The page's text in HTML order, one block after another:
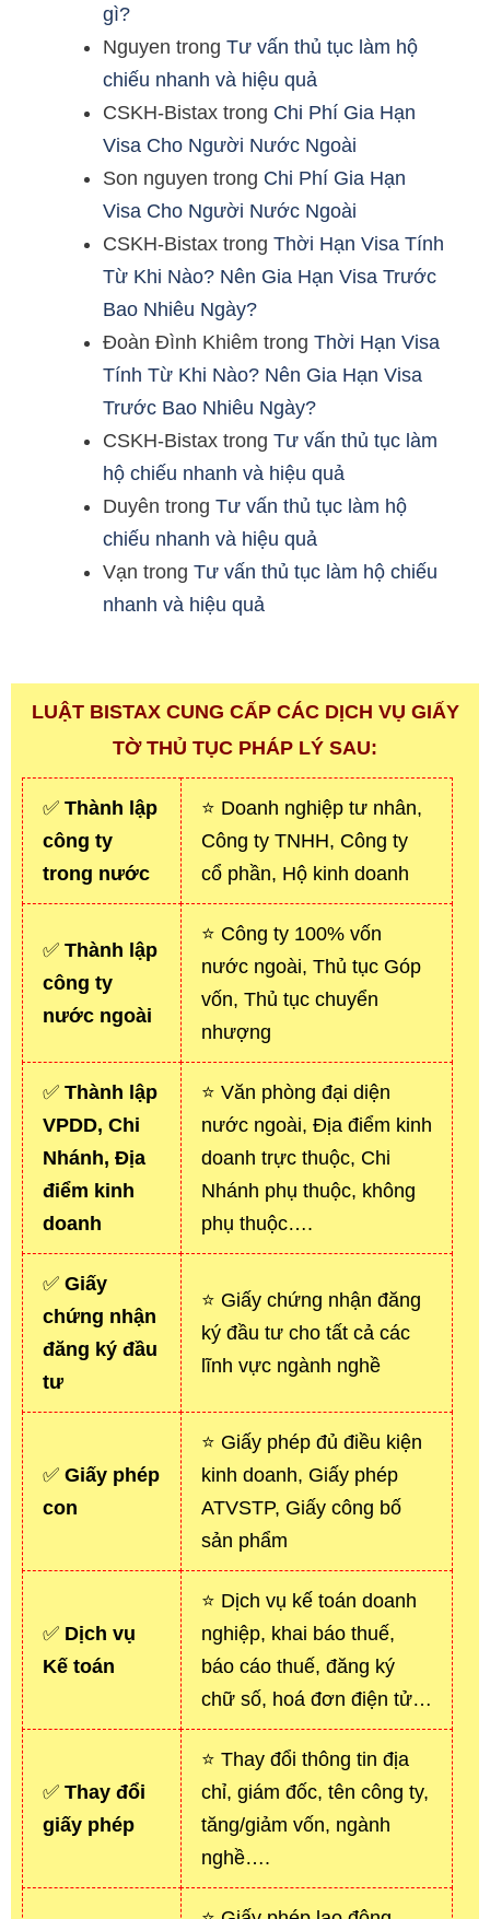
gì?
Nguyen trong Tư vấn thủ tục làm hộ
chiếu nhanh và hiệu quả
CSKH-Bistax trong Chi Phí Gia Hạn
Visa Cho Người Nước Ngoài
Son nguyen trong Chi Phí Gia Hạn
Visa Cho Người Nước Ngoài
CSKH-Bistax trong Thời Hạn Visa Tính
Từ Khi Nào? Nên Gia Hạn Visa Trước
Bao Nhiêu Ngày?
Đoàn Đình Khiêm trong Thời Hạn Visa
Tính Từ Khi Nào? Nên Gia Hạn Visa
Trước Bao Nhiêu Ngày?
CSKH-Bistax trong Tư vấn thủ tục làm
hộ chiếu nhanh và hiệu quả
Duyên trong Tư vấn thủ tục làm hộ
chiếu nhanh và hiệu quả
Vạn trong Tư vấn thủ tục làm hộ chiếu
nhanh và hiệu quả
LUẬT BISTAX CUNG CẤP CÁC DỊCH VỤ GIẤY
TỜ THỦ TỤC PHÁP LÝ SAU:
✅ Thành lập
công ty
trong nước
⭐ Doanh nghiệp tư nhân,
Công ty TNHH, Công ty
cổ phần, Hộ kinh doanh
✅ Thành lập
công ty
nước ngoài
⭐ Công ty 100% vốn
nước ngoài, Thủ tục Góp
vốn, Thủ tục chuyển
nhượng
✅ Thành lập
VPDD, Chi
Nhánh, Địa
điểm kinh
doanh
⭐ Văn phòng đại diện
nước ngoài, Địa điểm kinh
doanh trực thuộc, Chi
Nhánh phụ thuộc, không
phụ thuộc….
✅ Giấy
chứng nhận
đăng ký đầu
tư
⭐ Giấy chứng nhận đăng
ký đầu tư cho tất cả các
lĩnh vực ngành nghề
✅ Giấy phép
con
⭐ Giấy phép đủ điều kiện
kinh doanh, Giấy phép
ATVSTP, Giấy công bố
sản phẩm
✅ Dịch vụ
Kế toán
⭐ Dịch vụ kế toán doanh
nghiệp, khai báo thuế,
báo cáo thuế, đăng ký
chữ số, hoá đơn điện tử…
✅ Thay đổi
giấy phép
⭐ Thay đổi thông tin địa
chỉ, giám đốc, tên công ty,
tăng/giảm vốn, ngành
nghề….